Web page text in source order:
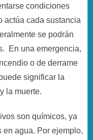
condiciones
actúa cada sustancia
se podrán
En una emergencia,
o de derrame
significar la
la muerte.
son químicos, ya
agua. Por ejemplo,